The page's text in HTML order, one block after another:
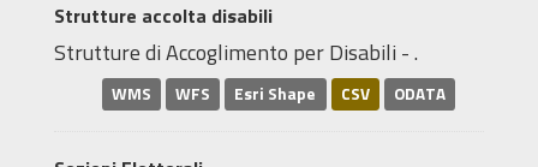
Strutture accolta disabili
Strutture di Accoglimento per Disabili - .
WMS WFS Esri Shape CSV ODATA